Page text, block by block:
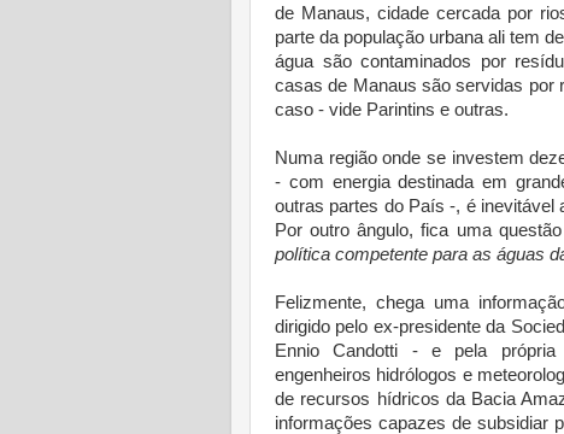
de Manaus, cidade cercada por
parte da população urbana ali tem
água são contaminados por
casas de Manaus são servidas por
caso - vide Parintins e outras.
Numa região onde se investem
- com energia destinada em
outras partes do País -, é inevitável
Por outro ângulo, fica uma
política competente para as águas
Felizmente, chega uma
dirigido pelo ex-presidente da
Ennio Candotti - e pela própria
engenheiros hidrólogos e
de recursos hídricos da Bacia
informações capazes de subsidiar